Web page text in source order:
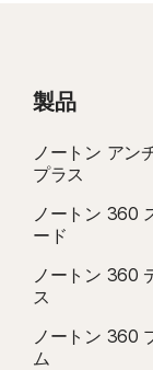
製品
ノートン アン
プラス
ノートン 360
ード
ノートン 360
ス
ノートン 360
ム